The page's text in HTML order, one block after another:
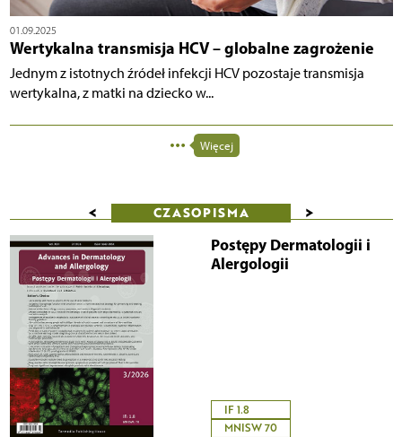
01.09.2025
Wertykalna transmisja HCV – globalne zagrożenie
Jednym z istotnych źródeł infekcji HCV pozostaje transmisja
wertykalna, z matki na dziecko w...
Więcej
< CZASOPISMA >
Postępy Dermatologii i
Alergologii
IF 1.8
MNISW 70